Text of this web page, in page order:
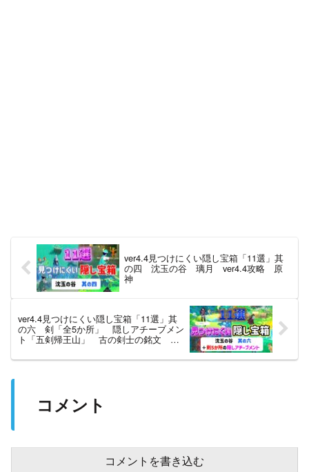
ver4.4見つけにくい隠し宝箱「11選」其
の四 沈玉の谷 璃月 ver4.4攻略 原
神
ver4.4見つけにくい隠し宝箱「11選」其
の六 剣「全5か所」 隠しアチーブメン
ト「五剣帰王山」 古の剣士の銘文 古
略 原神
コメント
コメントを書き込む